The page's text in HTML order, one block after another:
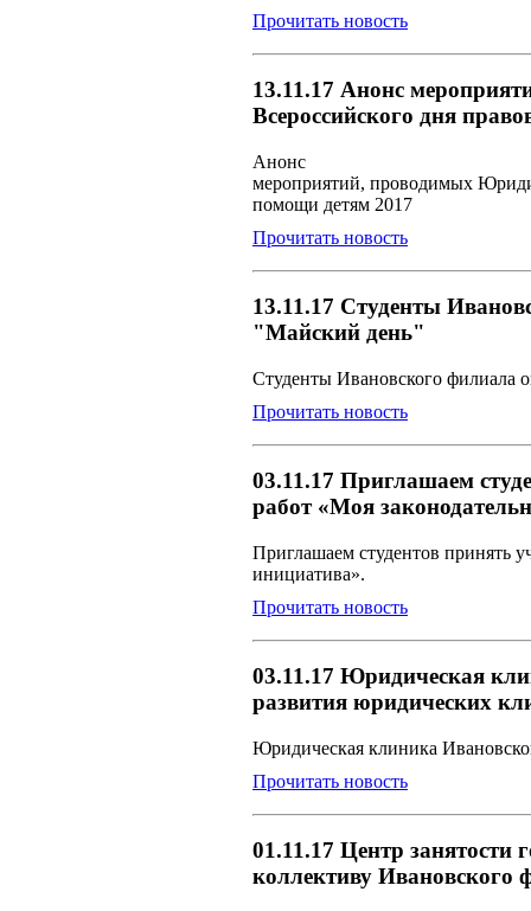
Прочитать новость
13.11.17 Анонс
Всероссийского дня
Анонс
мероприятий, проводимых
помощи детям 2017
Прочитать новость
13.11.17 Студенты
"Майский день"
Студенты Ивановского филиала
Прочитать новость
03.11.17 Приглашаем
работ «Моя
Приглашаем студентов принять
инициатива».
Прочитать новость
03.11.17 Юридическая
развития юридических
Юридическая клиника
Прочитать новость
01.11.17 Центр занятости
коллективу Ивановского